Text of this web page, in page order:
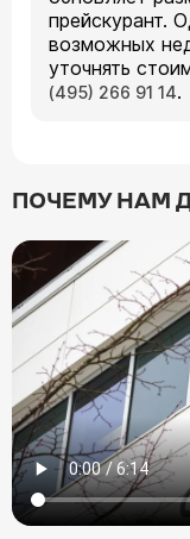
прейскурант.
возможных
уточнять
(495) 266 91 14.
ПОЧЕМУ НАМ